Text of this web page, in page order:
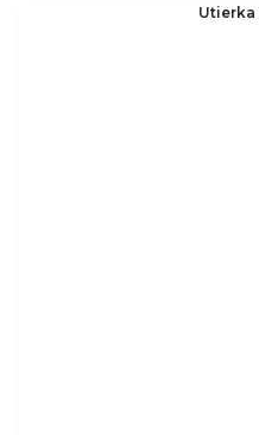
Utierka